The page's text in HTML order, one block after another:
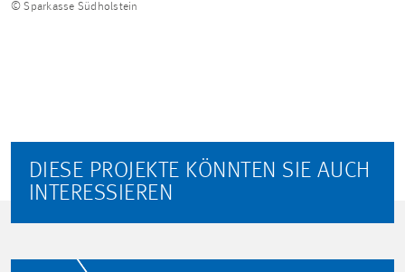
© Sparkasse Südholstein
DIESE PROJEKTE KÖNNTEN SIE AUCH
INTERESSIEREN